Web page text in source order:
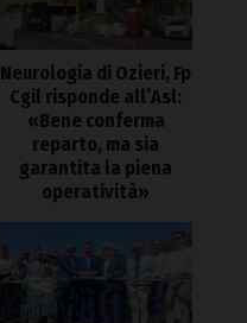
Neurologia di Ozieri, Fp
Cgil risponde all’Asl:
«Bene conferma
reparto, ma sia
garantita la piena
operatività»